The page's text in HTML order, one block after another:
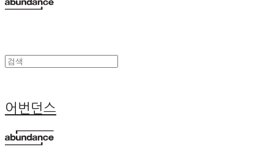
어번던스